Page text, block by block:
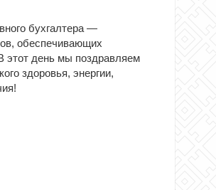
бухгалтера —
обеспечивающих
этот день мы поздравляем
здоровья, энергии,